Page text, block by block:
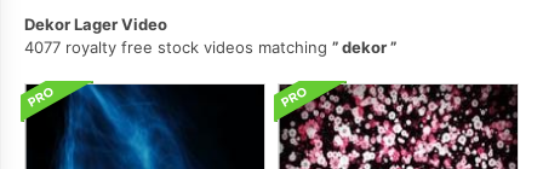
Dekor Lager Video
4077 royalty free stock videos matching
dekor